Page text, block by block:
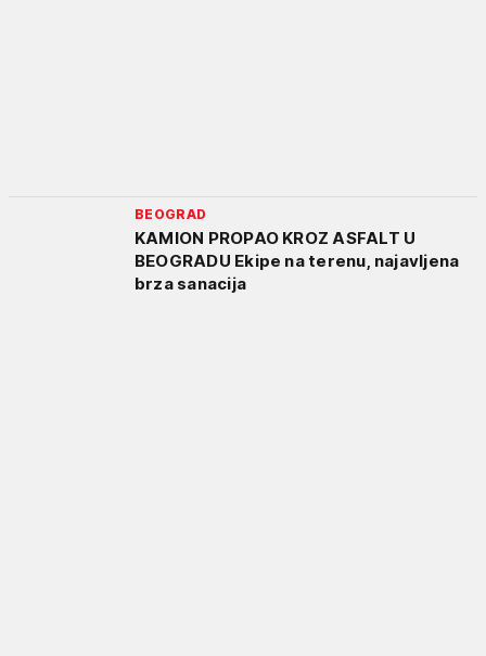
BEOGRAD
KAMION PROPAO KROZ ASFALT U
BEOGRADU Ekipe na terenu, najavljena
brza sanacija